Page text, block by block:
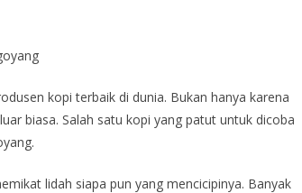
kopi terbaik di dunia. Bukan hanya karena
biasa. Salah satu kopi yang patut untuk dicoba
lidah siapa pun yang mencicipinya. Banyak